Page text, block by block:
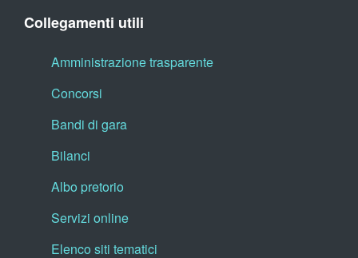
Collegamenti utili
Amministrazione trasparente
Concorsi
Bandi di gara
Bilanci
Albo pretorio
Servizi online
Elenco siti tematici